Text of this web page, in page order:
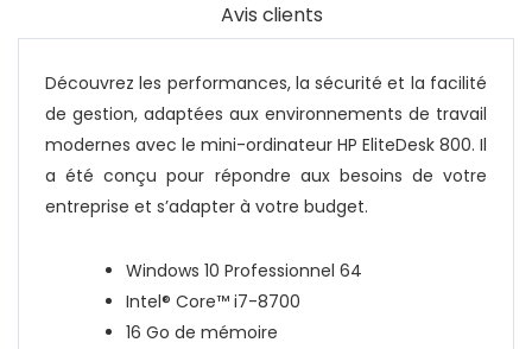
Avis clients
Découvrez les performances, la sécurité et la facilité
de gestion, adaptées aux environnements de travail
modernes avec le mini-ordinateur HP EliteDesk 800. Il
a été conçu pour répondre aux besoins de votre
entreprise et s’adapter à votre budget.
Windows 10 Professionnel 64
Intel® Core™ i7-8700
16 Go de mémoire